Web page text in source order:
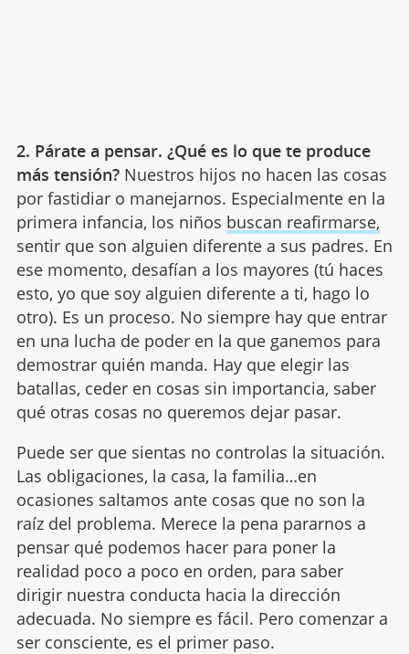
2. Párate a pensar. ¿Qué es lo que te produce
más tensión?Nuestros hijos no hacen las cosas
por fastidiar o manejarnos. Especialmente en la
primera infancia, los niños buscan reafirmarse,
sentir que son alguien diferente a sus padres. En
ese momento, desafían a los mayores (tú haces
esto, yo que soy alguien diferente a ti, hago lo
otro). Es un proceso. No siempre hay que entrar
en una lucha de poder en la que ganemos para
demostrar quién manda. Hay que elegir las
batallas, ceder en cosas sin importancia, saber
qué otras cosas no queremos dejar pasar.
Puede ser que sientas no controlas la situación.
Las obligaciones, la casa, la familia…en
ocasiones saltamos ante cosas que no son la
raíz del problema. Merece la pena pararnos a
pensar qué podemos hacer para poner la
realidad poco a poco en orden, para saber
dirigir nuestra conducta hacia la dirección
adecuada. No siempre es fácil. Pero comenzar a
ser consciente, es el primer paso.